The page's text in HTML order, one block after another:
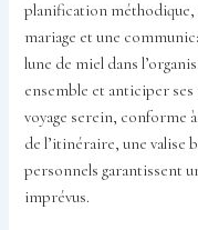
planification méthodique,
mariage et une
lune de miel dans
ensemble et anticiper
voyage serein, conforme
de l’itinéraire, une valise
personnels garantissent
imprévus.